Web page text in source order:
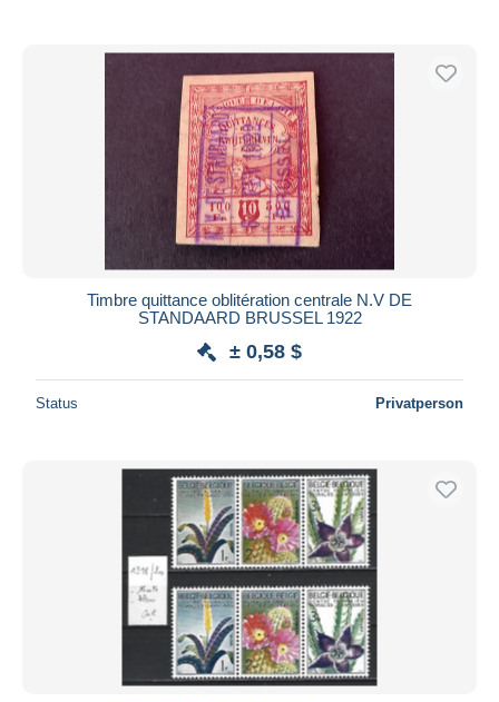
Timbre quittance oblitération centrale N.V DE
STANDAARD BRUSSEL 1922
± 0,58 $
Status Privatperson